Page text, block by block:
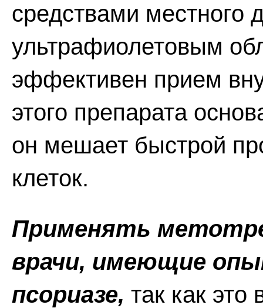
средствами местного
ультрафиолетовым
эффективен прием
этого препарата
он мешает быстрой
клеток.
Применять
врачи, имеющие
псориазе, так как